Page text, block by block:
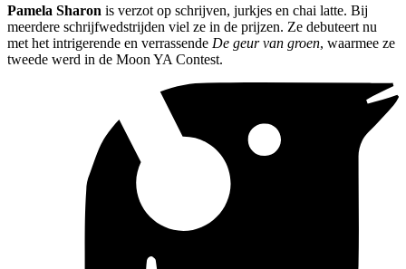
Pamela Sharon is verzot op schrijven, jurkjes en chai latte. Bij
meerdere schrijfwedstrijden viel ze in de prijzen. Ze debuteert nu
met het intrigerende en verrassende De geur van groen, waarmee ze
tweede werd in de Moon YA Contest.